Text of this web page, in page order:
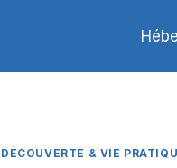
DÉCOUVERTE & VIE